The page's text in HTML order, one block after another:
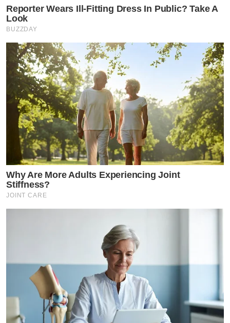
Reporter Wears Ill-Fitting Dress In Public? Take A
Look
BUZZDAY
Why Are More Adults Experiencing Joint
Stiffness?
JOINT CARE